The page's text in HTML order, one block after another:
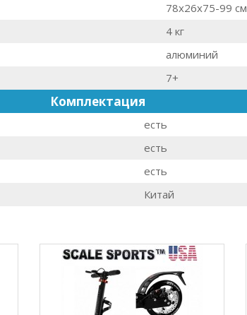
78х26х75-99 см
4 кг
алюминий
7+
Комплектация
есть
есть
есть
Китай